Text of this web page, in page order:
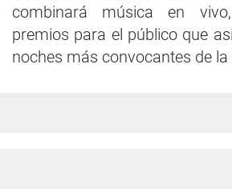
combinará música en
premios para el público que
noches más convocantes de la